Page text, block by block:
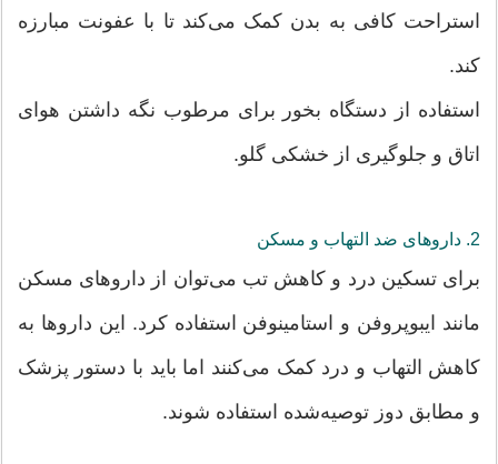
استراحت کافی به بدن کمک می‌کند تا با عفونت مبارزه
کند.
استفاده از دستگاه بخور برای مرطوب نگه داشتن هوای
اتاق و جلوگیری از خشکی گلو.
2. داروهای ضد التهاب و مسکن
برای تسکین درد و کاهش تب می‌توان از داروهای مسکن
مانند ایبوپروفن و استامینوفن استفاده کرد. این داروها به
کاهش التهاب و درد کمک می‌کنند اما باید با دستور پزشک
و مطابق دوز توصیه‌شده استفاده شوند.